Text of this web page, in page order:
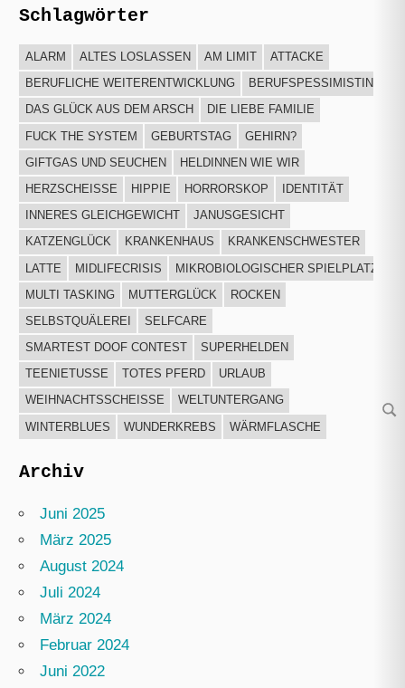
Schlagwörter
ALARM ALTES LOSLASSEN AM LIMIT
ATTACKE
BERUFLICHE WEITERENTWICKLUNG
BERUFSPESSIMISTIN
DAS GLÜCK AUS DEM ARSCH
DIE LIEBE FAMILIE
FUCK THE SYSTEM
GEBURTSTAG
GEHIRN?
GIFTGAS UND SEUCHEN
HELDINNEN WIE WIR
HERZSCHEISSE
HIPPIE HORRORSKOP
IDENTITÄT
INNERES GLEICHGEWICHT
JANUSGESICHT
KATZENGLÜCK
KRANKENHAUS
KRANKENSCHWESTER
LATTE
MIDLIFECRISIS
MIKROBIOLOGISCHER SPIELPLATZ
MULTI TASKING
MUTTERGLÜCK
ROCKEN
SELBSTQUÄLEREI
SELFCARE
SMARTEST DOOF CONTEST
SUPERHELDEN
TEENIETUSSE
TOTES PFERD
URLAUB
WEIHNACHTSSCHEISSE
WELTUNTERGANG
WINTERBLUES
WUNDERKREBS WÄRMFLASCHE
Archiv
Juni 2025
März 2025
August 2024
Juli 2024
März 2024
Februar 2024
Juni 2022